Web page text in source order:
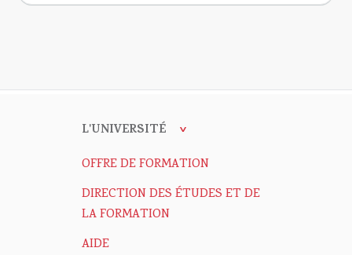
L'UNIVERSITÉ
OFFRE DE FORMATION
DIRECTION DES ÉTUDES ET DE
LA FORMATION
AIDE